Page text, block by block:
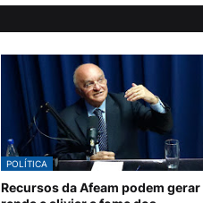
POLÍTICA
Recursos da Afeam podem gerar